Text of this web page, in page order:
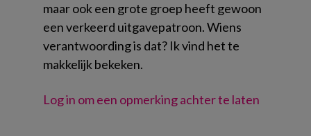
maar ook een grote groep heeft gewoon
een verkeerd uitgavepatroon. Wiens
verantwoording is dat? Ik vind het te
makkelijk bekeken.
Log in om een opmerking achter te laten